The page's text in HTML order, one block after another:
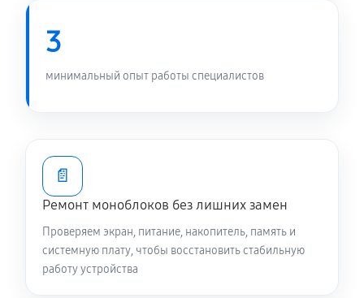
3
минимальный опыт работы специалистов
📄
Ремонт моноблоков без лишних замен
Проверяем экран, питание, накопитель, память и
системную плату, чтобы восстановить стабильную
работу устройства